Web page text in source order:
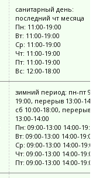
санитарный день:
последний чт месяца
Пн: 11:00-19:00
Вт: 11:00-19:00
Ср: 11:00-19:00
Чт: 11:00-19:00
Пт: 11:00-19:00
Вс: 12:00-18:00
зимний период: пн-пт
19:00, перерыв 13:00-
сб 10:00-18:00, перерыв
13:00-14:00
Пн: 09:00-13:00 14:00-
Вт: 09:00-13:00 14:00-19:00
Ср: 09:00-13:00 14:00-19:00
Чт: 09:00-13:00 14:00-19:00
Пт: 09:00-13:00 14:00-19:00